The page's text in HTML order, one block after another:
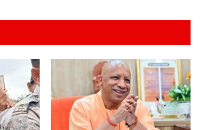
l
e
dI
n
e